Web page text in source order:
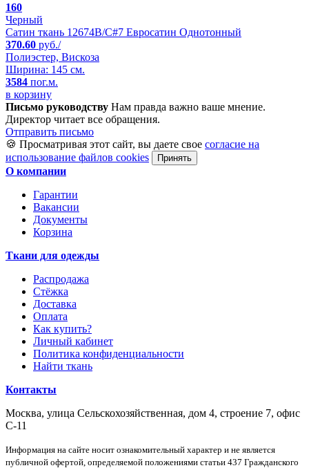
160
Черный
Сатин ткань 12674B/C#7 Евросатин Однотонный
370.60 руб./
Полиэстер, Вискоза
Ширина: 145 см.
3584 пог.м.
в корзину
Письмо руководству Нам правда важно ваше мнение.
Директор читает все обращения.
Отправить письмо
🍪 Просматривая этот сайт, вы даете свое согласие на
использование файлов cookies
Принять
О компании
Гарантии
Вакансии
Документы
Корзина
Ткани для одежды
Распродажа
Стёжка
Доставка
Оплата
Как купить?
Личный кабинет
Политика конфиденциальности
Найти ткань
Контакты
Москва, улица Сельскохозяйственная, дом 4, строение 7, офис
С-11
Информация на сайте носит ознакомительный характер и не является
публичной офертой, определяемой положениями статьи 437 Гражданского